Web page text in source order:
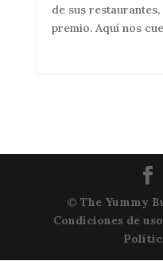
de sus
premio. Aquí nos
© The Yummy
Condiciones de uso